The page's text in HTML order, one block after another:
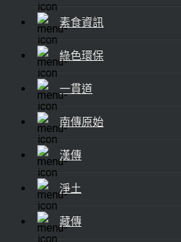
素食資訊
綠色環保
一貫道
南傳原始
漢傳
淨土
藏傳